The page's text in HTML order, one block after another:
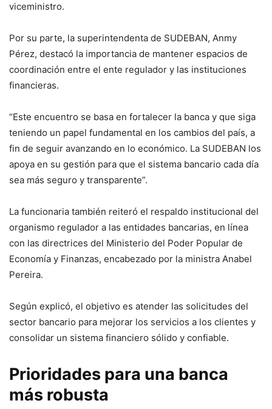
viceministro.
Por su parte, la superintendenta de SUDEBAN, Anmy
Pérez, destacó la importancia de mantener espacios de
coordinación entre el ente regulador y las instituciones
financieras.
“Este encuentro se basa en fortalecer la banca y que siga
teniendo un papel fundamental en los cambios del país, a
fin de seguir avanzando en lo económico. La SUDEBAN los
apoya en su gestión para que el sistema bancario cada día
sea más seguro y transparente”.
La funcionaria también reiteró el respaldo institucional del
organismo regulador a las entidades bancarias, en línea
con las directrices del Ministerio del Poder Popular de
Economía y Finanzas, encabezado por la ministra Anabel
Pereira.
Según explicó, el objetivo es atender las solicitudes del
sector bancario para mejorar los servicios a los clientes y
consolidar un sistema financiero sólido y confiable.
Prioridades para una banca
más robusta